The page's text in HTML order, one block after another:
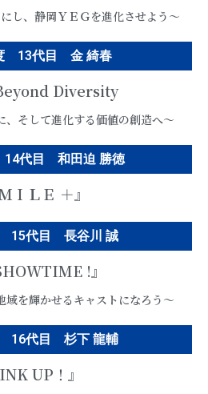
し、静岡ＹＥＧを進化させよう〜
13代目 金 綺春
Diversity
、そして進化する価値の創造へ〜
代目 和田迫 勝徳
ＩＬＥ ＋』
15代目 長谷川 誠
!』
域を輝かせるキャストになろう～
16代目 杉下 龍輔
UP！』